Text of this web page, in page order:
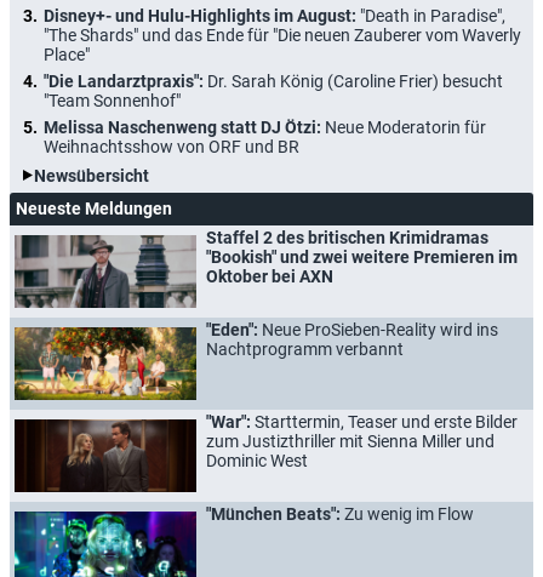
Disney+- und Hulu-Highlights im August: "Death in Paradise",
"The Shards" und das Ende für "Die neuen Zauberer vom Waverly
Place"
"Die Landarztpraxis": Dr. Sarah König (Caroline Frier) besucht
"Team Sonnenhof"
Melissa Naschenweng statt DJ Ötzi: Neue Moderatorin für
Weihnachtsshow von ORF und BR
Newsübersicht
Neueste Meldungen
Staffel 2 des britischen Krimidramas
"Bookish" und zwei weitere Premieren im
Oktober bei AXN
"Eden": Neue ProSieben-Reality wird ins
Nachtprogramm verbannt
"War": Starttermin, Teaser und erste Bilder
zum Justizthriller mit Sienna Miller und
Dominic West
"München Beats": Zu wenig im Flow